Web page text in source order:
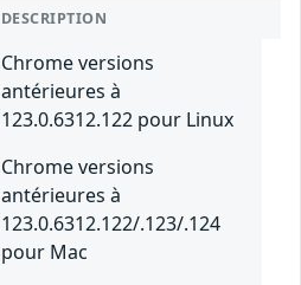
DESCRIPTION
Chrome versions
antérieures à
123.0.6312.122 pour Linux
Chrome versions
antérieures à
123.0.6312.122/.123/.124
pour Mac